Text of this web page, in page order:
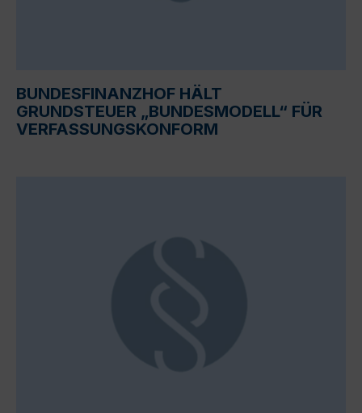
BUNDESFINANZHOF HÄLT
GRUNDSTEUER „BUNDESMODELL“ FÜR
VERFASSUNGSKONFORM